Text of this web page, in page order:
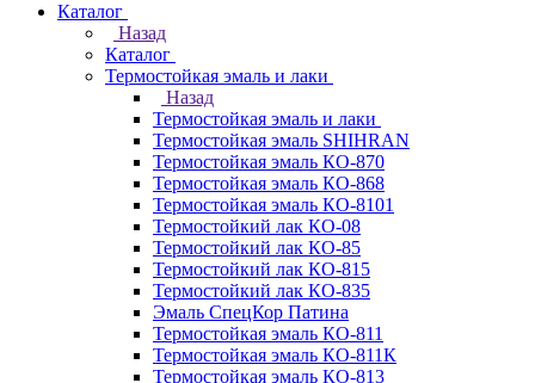
Каталог
Назад
Каталог
Термостойкая эмаль и лаки
Назад
Термостойкая эмаль и лаки
Термостойкая эмаль SHIHRAN
Термостойкая эмаль КО-870
Термостойкая эмаль КО-868
Термостойкая эмаль КО-8101
Термостойкий лак КО-08
Термостойкий лак КО-85
Термостойкий лак КО-815
Термостойкий лак КО-835
Эмаль СпецКор Патина
Термостойкая эмаль КО-811
Термостойкая эмаль КО-811К
Термостойкая эмаль КО-813